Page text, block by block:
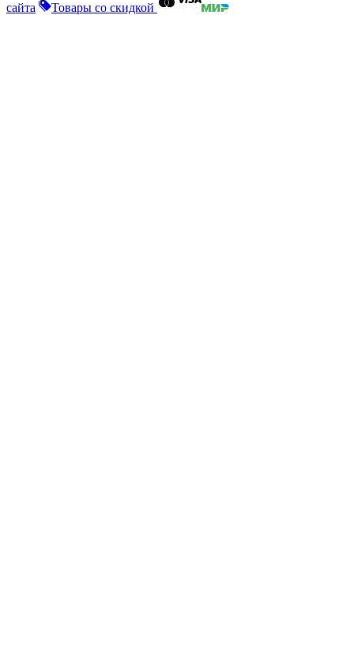
сайта Товары со скидкой